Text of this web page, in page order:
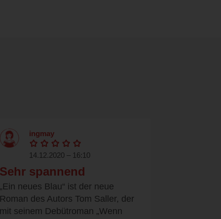
ingmay
14.12.2020 – 16:10
Sehr spannend
„Ein neues Blau“ ist der neue
Roman des Autors Tom Saller, der
mit seinem Debütroman „Wenn